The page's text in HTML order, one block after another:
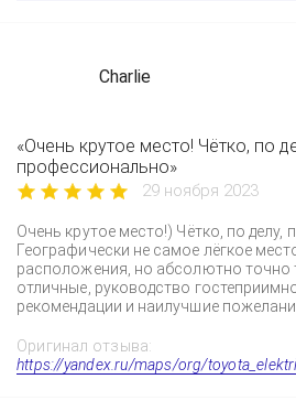
Charlie
«Очень крутое место! Чётко, по
профессионально»
29 ноября 2023
Очень крутое место!) Чётко, по делу,
Географически не самое лёгкое
расположения, но абсолютно точно
отличные, руководство
рекомендации и наилучшие
Оригинал отзыва:
https://yandex.ru/maps/org/